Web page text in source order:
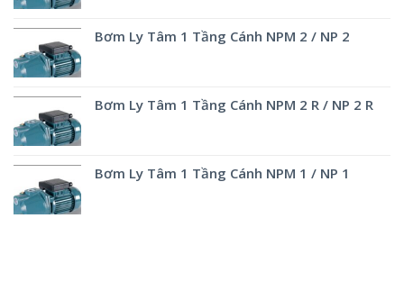
Bơm Ly Tâm 1 Tầng Cánh NPM 2 / NP 2
Bơm Ly Tâm 1 Tầng Cánh NPM 2 R / NP 2 R
Bơm Ly Tâm 1 Tầng Cánh NPM 1 / NP 1